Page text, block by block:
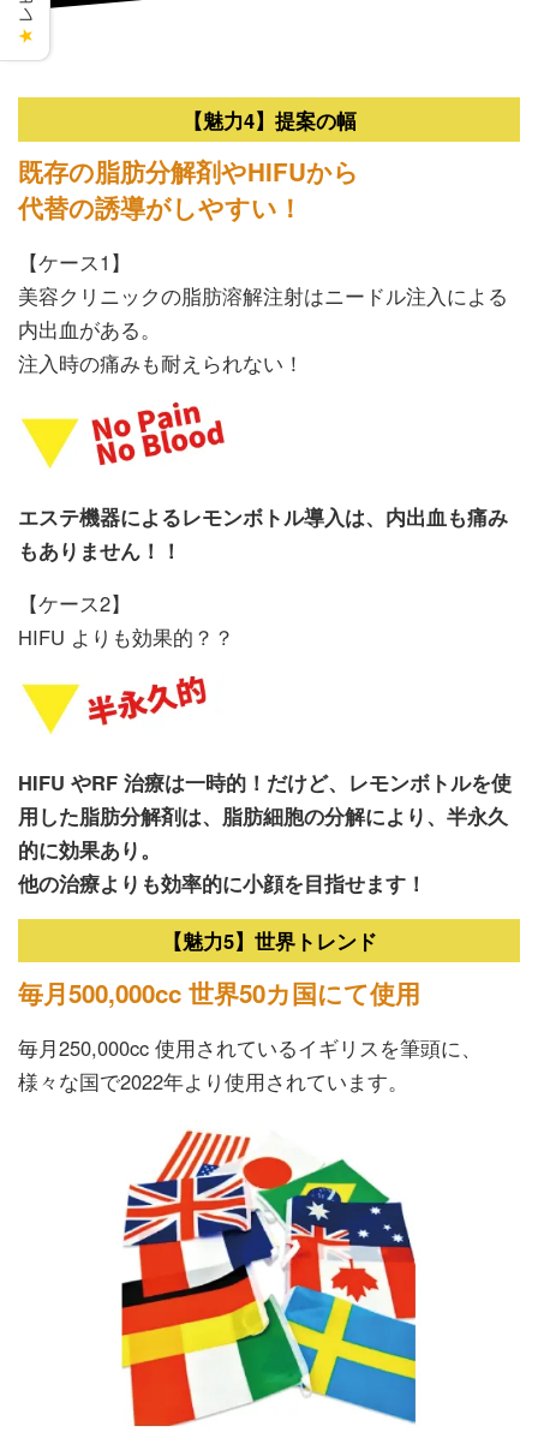
【魅力4】提案の幅
既存の脂肪分解剤やHIFUから
代替の誘導がしやすい！
【ケース1】
美容クリニックの脂肪溶解注射はニードル注入による
内出血がある。
注入時の痛みも耐えられない！
エステ機器によるレモンボトル導入は、内出血も痛み
もありません！！
【ケース2】
HIFU よりも効果的？？
HIFU やRF 治療は一時的！だけど、レモンボトルを使
用した脂肪分解剤は、脂肪細胞の分解により、半永久
的に効果あり。
他の治療よりも効率的に小顔を目指せます！
【魅力5】世界トレンド
毎月500,000cc 世界50カ国にて使用
毎月250,000cc 使用されているイギリスを筆頭に、
様々な国で2022年より使用されています。
★